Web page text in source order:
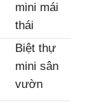
mini mái
thái
Biệt thự
mini sân
vườn